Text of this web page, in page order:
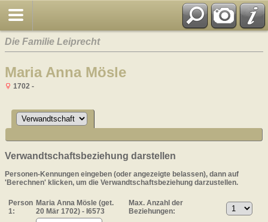
Die Familie Leiprecht
Maria Anna Mösle
1702 -
Verwandtschaftsbeziehung darstellen
Personen-Kennungen eingeben (oder angezeigte belassen), dann auf
'Berechnen' klicken, um die Verwandtschaftsbeziehung darzustellen.
Person
1:
Maria Anna Mösle (get.
20 Mär 1702) - I6573
Max. Anzahl der
Beziehungen: